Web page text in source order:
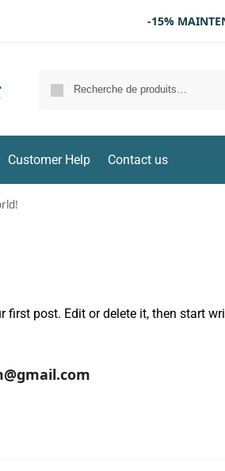
-15%
Customer Help Contact us
first post. Edit or delete it, then start